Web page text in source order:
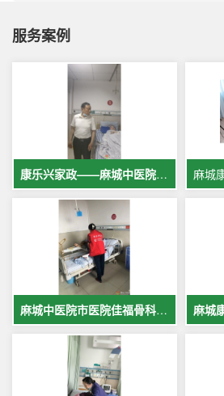
服务案例
康乐兴家政——麻城中医院专业护工服务，让爱与专业同行
麻城中医院市医院佳福骨科医院铁路医院护工案例展示